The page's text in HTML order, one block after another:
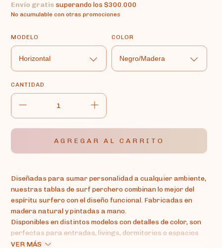
Envío gratis superando los$300.000
No acumulable con otras promociones
MODELO COLOR
CANTIDAD
Diseñadas para sumar personalidad a cualquier ambiente,
nuestras tablas de surf perchero combinan lo mejor del
espíritu surfero con el diseño funcional. Fabricadas en
madera natural y pintadas a mano.
Disponibles en distintos modelos con detalles de color, son
perfectas para entradas, livings, dormitorios o espacios
comerciales.
VER MÁS